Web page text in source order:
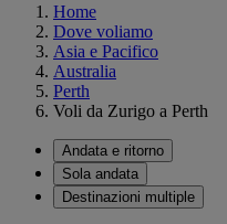
Home
Dove voliamo
Asia e Pacifico
Australia
Perth
Voli da Zurigo a Perth
Andata e ritorno
Sola andata
Destinazioni multiple